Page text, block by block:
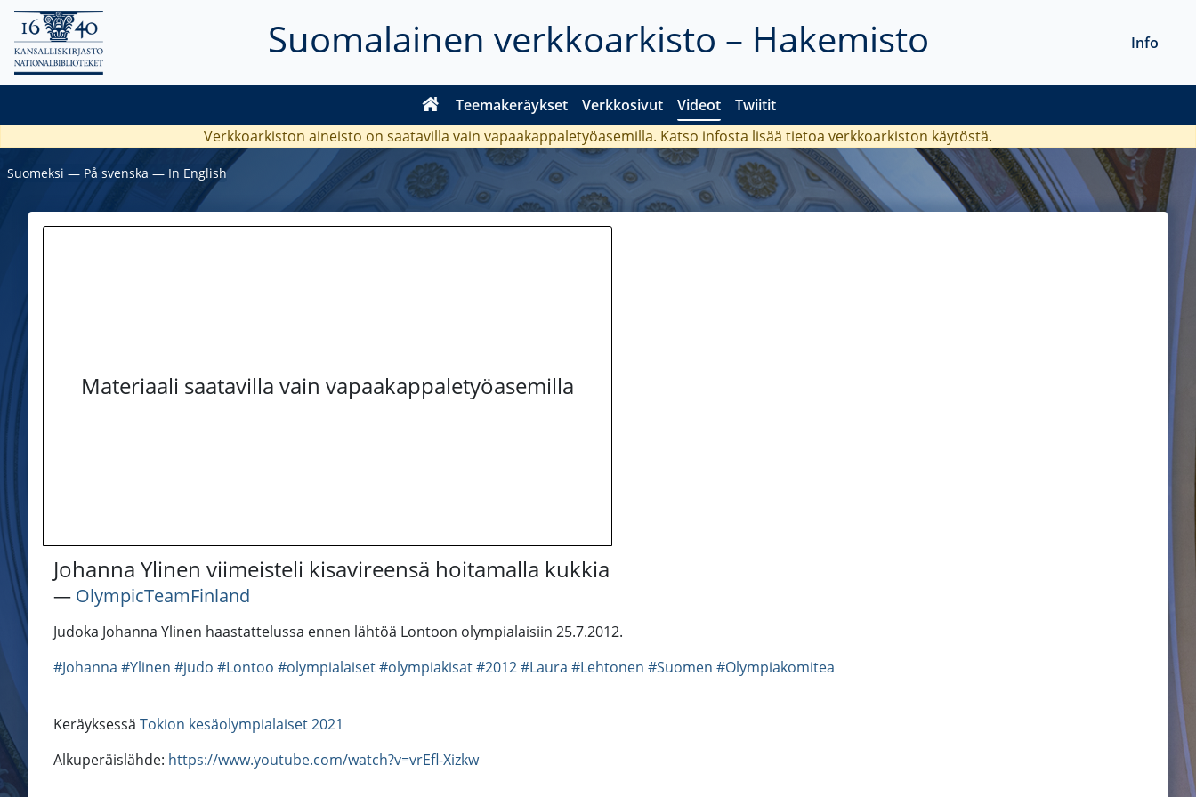
Suomalainen verkkoarkisto – Hakemisto
Teemakeräykset Verkkosivut Videot Twiitit
Info
Verkkoarkiston aineisto on saatavilla vain vapaakappaletyöasemilla. Katso infosta lisää tietoa verkkoarkiston käytöstä.
Suomeksi ― På svenska ― In English
Materiaali saatavilla vain vapaakappaletyöasemilla
Johanna Ylinen viimeisteli kisavireensä hoitamalla kukkia
― OlympicTeamFinland
Judoka Johanna Ylinen haastattelussa ennen lähtöä Lontoon olympialaisiin 25.7.2012.
#Johanna #Ylinen #judo #Lontoo #olympialaiset#olympiakisat#2012#Laura #Lehtonen #Suomen #Olympiakomitea
Keräyksessä Tokion kesäolympialaiset 2021
Alkuperäislähde: https://www.youtube.com/watch?v=vrEfl-Xizkw